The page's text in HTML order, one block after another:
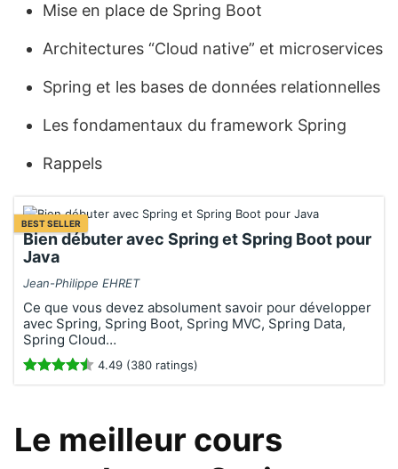
Mise en place de Spring Boot
Architectures “Cloud native” et microservices
Spring et les bases de données relationnelles
Les fondamentaux du framework Spring
Rappels
BEST SELLER
Bien débuter avec Spring et Spring Boot pour
Java
Jean-Philippe EHRET
Ce que vous devez absolument savoir pour développer
avec Spring, Spring Boot, Spring MVC, Spring Data,
Spring Cloud…
4.49 (380 ratings)
Le meilleur cours